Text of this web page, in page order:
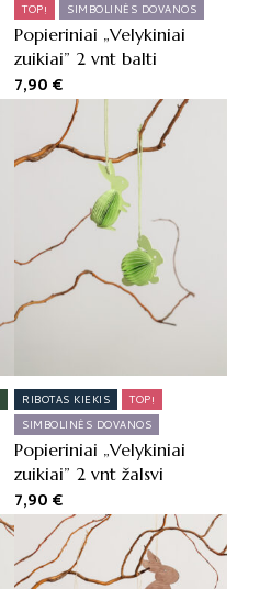
TOP!
SIMBOLINĖS DOVANOS
Popieriniai „Velykiniai
zuikiai” 2 vnt balti
7,90€
RIBOTAS KIEKIS
TOP!
SIMBOLINĖS DOVANOS
Popieriniai „Velykiniai
zuikiai” 2 vnt žalsvi
7,90€